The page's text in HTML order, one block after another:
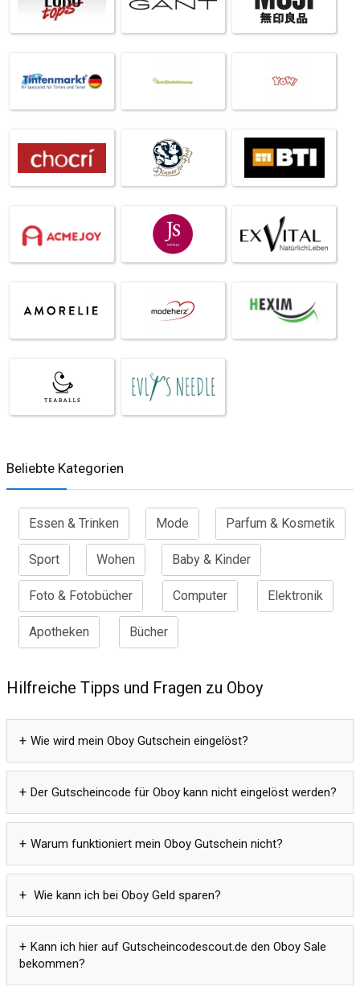
Beliebte Kategorien
Essen & Trinken Mode Parfum & Kosmetik
Sport Wohen Baby & Kinder
Foto & Fotobücher Computer Elektronik
Apotheken Bücher
Hilfreiche Tipps und Fragen zu Oboy
Wie wird mein Oboy Gutschein eingelöst?
Der Gutscheincode für Oboy kann nicht eingelöst werden?
Warum funktioniert mein Oboy Gutschein nicht?
Wie kann ich bei Oboy Geld sparen?
Kann ich hier auf Gutscheincodescout.de den Oboy Sale
bekommen?